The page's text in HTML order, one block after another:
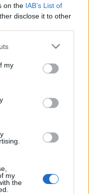
on the IAB’s List of
disclose it to other
my
my
the
IA qui traque